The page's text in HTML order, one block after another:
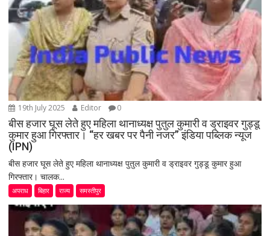
19th July 2025 Editor 0
बीस हजार घूस लेते हुए महिला थानाध्यक्ष पुतुल कुमारी व ड्राइवर गुड्डू
कुमार हुआ गिरफ्तार। “हर खबर पर पैनी नजर” इंडिया पब्लिक न्यूज
(IPN)
बीस हजार घूस लेते हुए महिला थानाध्यक्ष पुतुल कुमारी व ड्राइवर गुड्डू कुमार हुआ
गिरफ्तार। चालक...
अपराध बिहार राज्य समस्तीपुर